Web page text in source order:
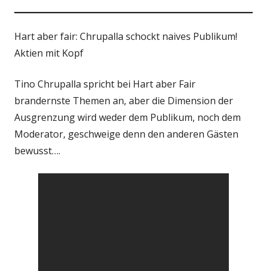
Hart aber fair: Chrupalla schockt naives Publikum!
Aktien mit Kopf
Tino Chrupalla spricht bei Hart aber Fair
brandernste Themen an, aber die Dimension der
Ausgrenzung wird weder dem Publikum, noch dem
Moderator, geschweige denn den anderen Gästen
bewusst….